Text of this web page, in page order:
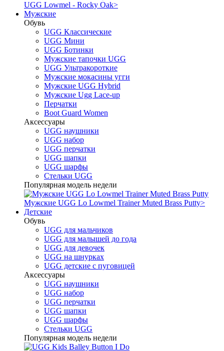
UGG Lowmel - Rocky Oak>
Мужские
Обувь
UGG Классические
UGG Мини
UGG Ботинки
Мужские тапочки UGG
UGG Ультракороткие
Мужские мокасины угги
Мужские UGG Hybrid
Мужские Ugg Lace-up
Перчатки
Boot Guard Women
Аксессуары
UGG наушники
UGG набор
UGG перчатки
UGG шапки
UGG шарфы
Стельки UGG
Популярная модель недели
Мужские UGG Lo Lowmel Trainer Muted Brass Putty>
Детские
Обувь
UGG для мальчиков
UGG для малышей до года
UGG для девочек
UGG на шнурках
UGG детские с пуговицей
Аксессуары
UGG наушники
UGG набор
UGG перчатки
UGG шапки
UGG шарфы
Стельки UGG
Популярная модель недели